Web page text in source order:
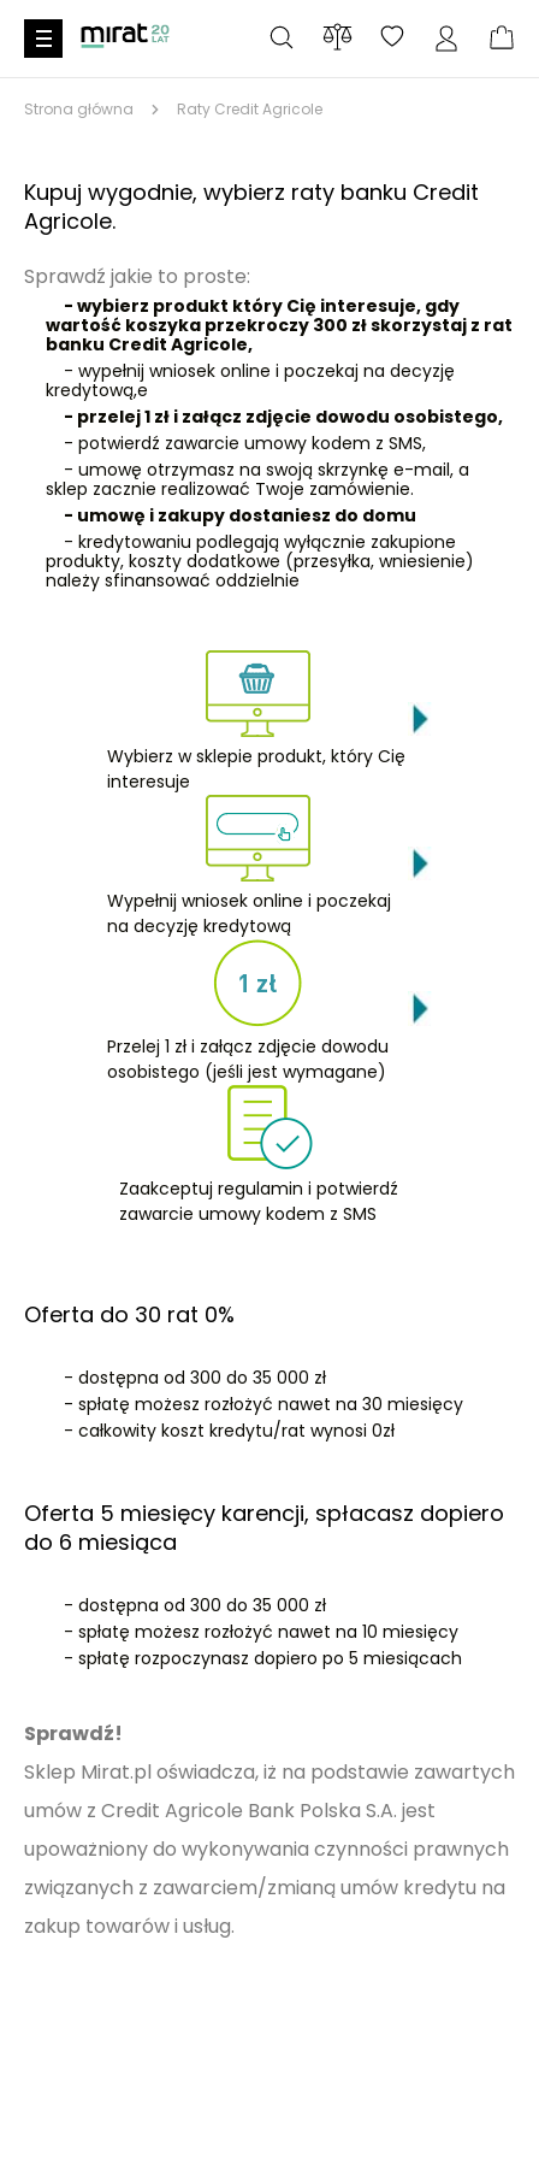
Strona główna Raty Credit Agricole
Kupuj wygodnie, wybierz raty banku Credit
Agricole.
Sprawdź jakie to proste:
- wybierz produkt który Cię interesuje, gdy
wartość koszyka przekroczy 300 zł skorzystaj z rat
banku Credit Agricole,
- wypełnij wniosek online i poczekaj na decyzję
kredytową,e
- przelej 1 zł i załącz zdjęcie dowodu osobistego,
- potwierdź zawarcie umowy kodem z SMS,
- umowę otrzymasz na swoją skrzynkę e-mail, a
sklep zacznie realizować Twoje zamówienie.
- umowę i zakupy dostaniesz do domu
- kredytowaniu podlegają wyłącznie zakupione
produkty, koszty dodatkowe (przesyłka, wniesienie)
należy sfinansować oddzielnie
Wybierz w sklepie produkt, który Cię
interesuje
Wypełnij wniosek online i poczekaj
na decyzję kredytową
Przelej 1 zł i załącz zdjęcie dowodu
osobistego (jeśli jest wymagane)
Zaakceptuj regulamin i potwierdź
zawarcie umowy kodem z SMS
Oferta do 30 rat 0%
- dostępna od 300 do 35 000 zł
- spłatę możesz rozłożyć nawet na 30 miesięcy
- całkowity koszt kredytu/rat wynosi 0zł
Oferta 5 miesięcy karencji, spłacasz dopiero
do 6 miesiąca
- dostępna od 300 do 35 000 zł
- spłatę możesz rozłożyć nawet na 10 miesięcy
- spłatę rozpoczynasz dopiero po 5 miesiącach
Sprawdź!
Sklep Mirat.pl oświadcza, iż na podstawie zawartych
umów z Credit Agricole Bank Polska S.A. jest
upoważniony do wykonywania czynności prawnych
związanych z zawarciem/zmianą umów kredytu na
zakup towarów i usług.